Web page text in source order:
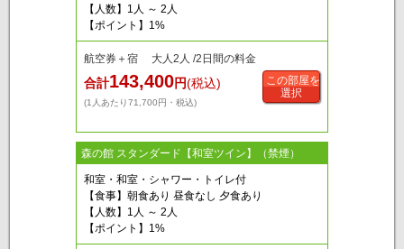
【人数】1人 ～ 2人
【ポイント】1%
航空券＋宿 大人2人 /2日間の料金
合計143,400円(税込)
(1人あたり71,700円・税込)
この部屋を
選択
森の館 スタンダード【和室ツイン】（禁煙）
和室・和室・シャワー・トイレ付
【食事】朝食あり 昼食なし 夕食あり
【人数】1人 ～ 2人
【ポイント】1%